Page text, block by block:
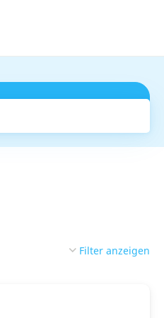
Filter anzeigen